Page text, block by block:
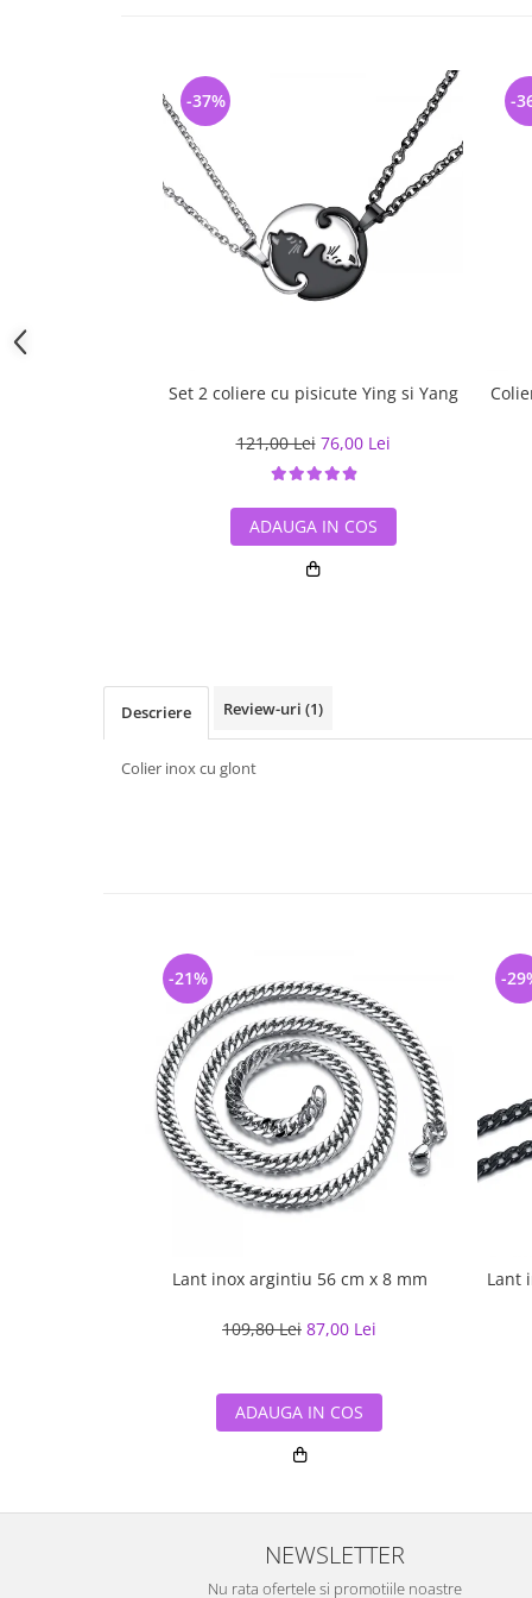
Set 2 coliere cu pisicute Ying si Yang
121,00 Lei 76,00 Lei
-37%
ADAUGA IN COS
-
Descriere Review-uri (1)
Colier inox cu glont
Lant inox argintiu 56 cm x 8 mm
109,80 Lei 87,00 Lei
-21%
ADAUGA IN COS
Lant
-
NEWSLETTER
Nu rata ofertele si promotiile noastre